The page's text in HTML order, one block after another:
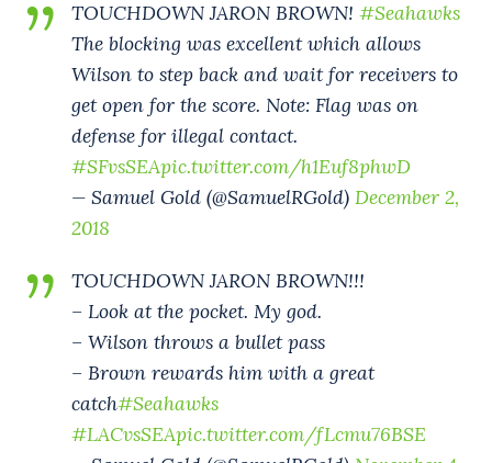
TOUCHDOWN JARON BROWN! #Seahawks
The blocking was excellent which allows
Wilson to step back and wait for receivers to
get open for the score. Note: Flag was on
defense for illegal contact.
#SFvsSEApic.twitter.com/h1Euf8phwD
— Samuel Gold (@SamuelRGold) December 2,
2018
TOUCHDOWN JARON BROWN!!!
– Look at the pocket. My god.
– Wilson throws a bullet pass
– Brown rewards him with a great
catch#Seahawks
#LACvsSEApic.twitter.com/fLcmu76BSE